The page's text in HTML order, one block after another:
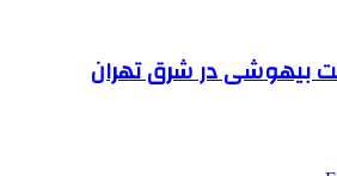
بیهوشی در شرق تهران